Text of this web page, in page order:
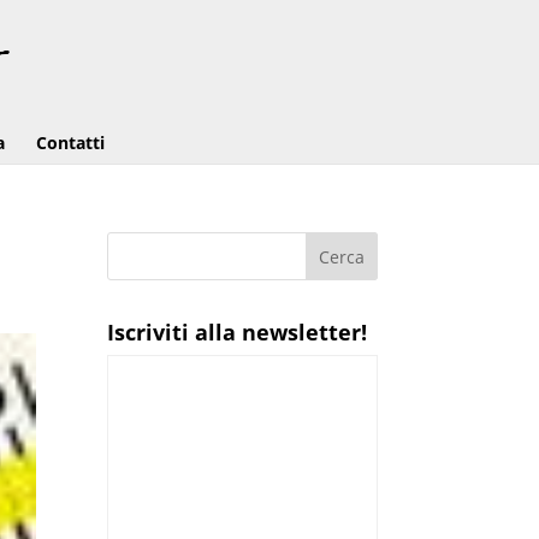
Contatti
Iscriviti alla newsletter!